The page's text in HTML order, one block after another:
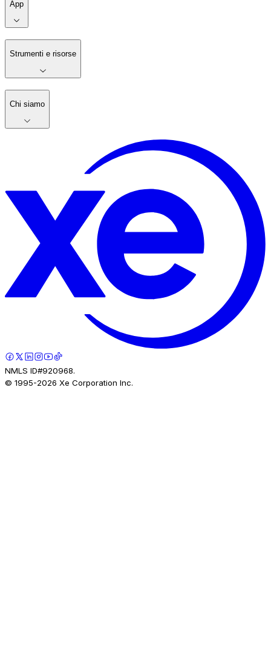
App
Strumenti e risorse
Chi siamo
NMLS ID#920968.
© 1995-2026 Xe Corporation Inc.